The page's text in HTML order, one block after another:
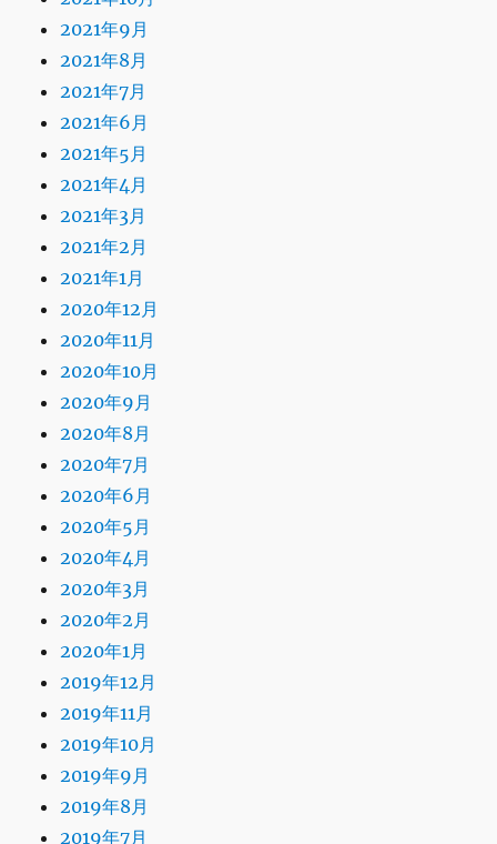
2021年9月
2021年8月
2021年7月
2021年6月
2021年5月
2021年4月
2021年3月
2021年2月
2021年1月
2020年12月
2020年11月
2020年10月
2020年9月
2020年8月
2020年7月
2020年6月
2020年5月
2020年4月
2020年3月
2020年2月
2020年1月
2019年12月
2019年11月
2019年10月
2019年9月
2019年8月
2019年7月